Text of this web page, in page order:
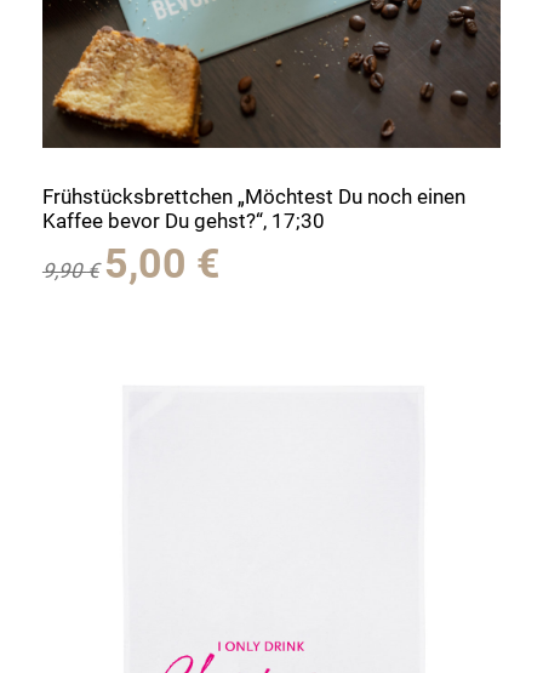
Frühstücksbrettchen „Möchtest Du noch einen
Kaffee bevor Du gehst?“, 17;30
9,90€
Ursprünglicher
Preis
5,00 €